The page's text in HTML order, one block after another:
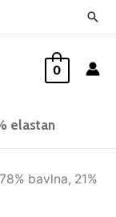
0
elastan
bavlna, 21%